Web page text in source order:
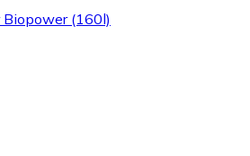
(160l)